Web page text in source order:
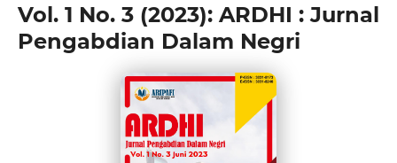
Vol. 1 No. 3 (2023): ARDHI : Jurnal
Pengabdian Dalam Negri